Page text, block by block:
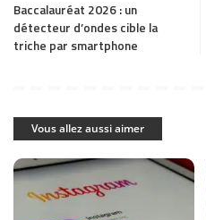
Baccalauréat 2026 : un
détecteur d’ondes cible la
triche par smartphone
Vous allez aussi aimer